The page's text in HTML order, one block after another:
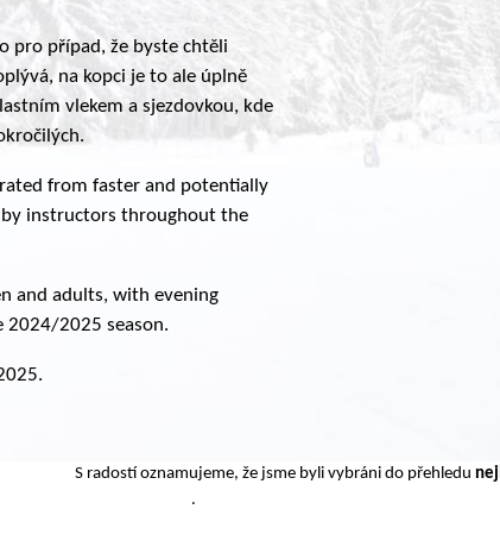
pro případ, že byste chtěli
na kopci je to ale úplně
vlekem a sjezdovkou, kde
from faster and potentially
by instructors throughout the
and adults, with evening
2024/2025 season.
S radostí oznamujeme, že jsme byli vybráni do přehledu
.